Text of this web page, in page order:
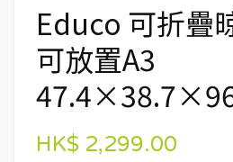
Educo 可折疊
可放置A3
HK$ 2,299.00